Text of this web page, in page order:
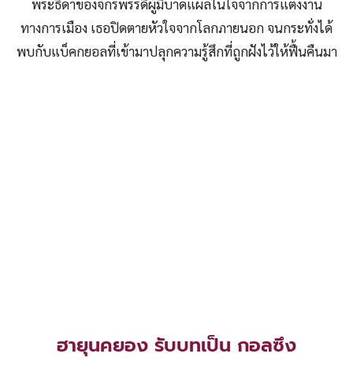
พระธิดาของจักรพรรดิผู้มีบาดแผลในใจจากการแต่งงาน
ทางการเมือง เธอปิดตายหัวใจจากโลกภายนอก จนกระทั่งได้
พบกับแบ็คกยอลที่เข้ามาปลุกความรู้สึกที่ถูกฝังไว้ให้ฟื้นคืนมา
ฮายุนคยอง รับบทเป็น กอลซึง